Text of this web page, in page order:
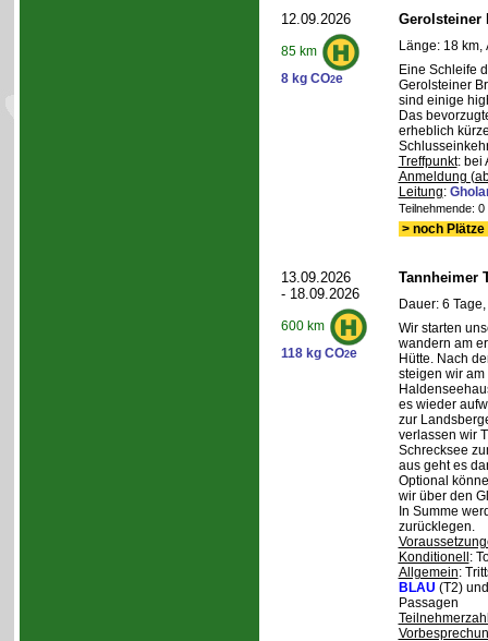
12.09.2026
85 km
8 kg CO2e
Gerolsteiner
Länge: 18 km,
Eine Schleife
Gerolsteiner
sind einige
Das
erheblich
Treffpunkt: bei
Anmeldung
Leitung:
Teilnehmende:
> noch
13.09.2026
- 18.09.2026
600 km
118 kg CO2e
Tannheimer
Dauer: 6
Wir starten
wandern am
Hütte. Nach
steigen wir
es wieder
zur
verlassen wir
Schrecksee
aus geht es
Optional
wir über den
In Summe
zurücklegen.
Konditionell :
Allgemein:
BLAU (T2)
Passagen